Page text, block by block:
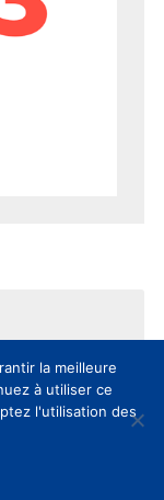
comptes-
la meilleure
à utiliser ce
l'utilisation des